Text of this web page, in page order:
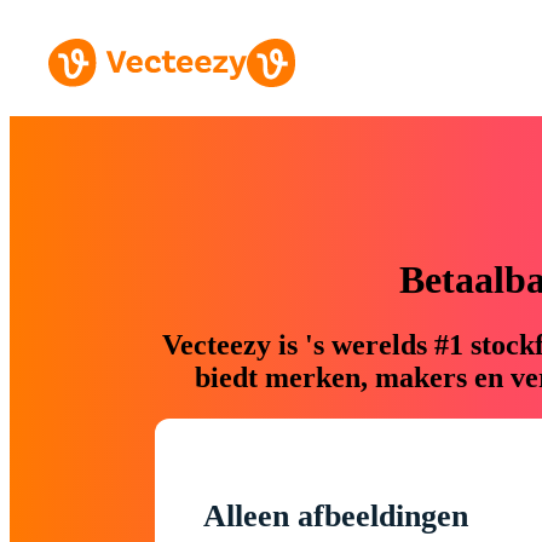
Vecteezy is 's werelds #1
biedt merken, makers en
Alleen afbeeldingen